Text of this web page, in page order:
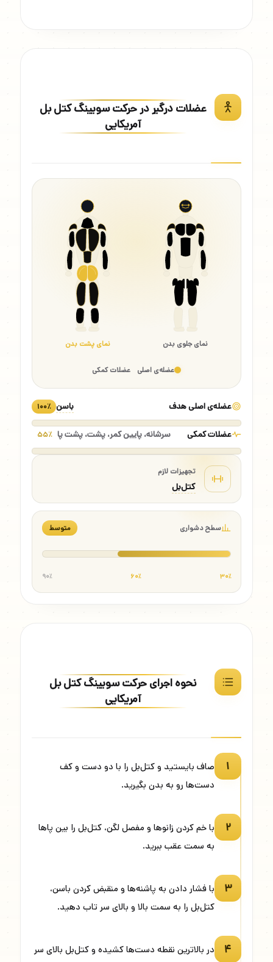
عضلات درگیر در حرکت سویینگ کتل بل
آمریکایی
نمای جلوی بدن نمای پشت بدن
عضله‌ی اصلی عضلات کمکی
عضله‌ی اصلی هدف باسن ۱۰۰٪
عضلات کمکی سرشانه، پایین کمر، پشت، پشت پا ۵۵٪
تجهیزات لازم
کتل‌بل
سطح دشواری متوسط
۳۰٪ ۶۰٪ ۹۰٪
نحوه اجرای حرکت سویینگ کتل بل
آمریکایی
۱
صاف بایستید و کتل‌بل را با دو دست و کف
دست‌ها رو به بدن بگیرید.
۲
با خم کردن زانوها و مفصل لگن، کتل‌بل را بین پاها
به سمت عقب ببرید.
۳
با فشار دادن به پاشنه‌ها و منقبض کردن باسن،
کتل‌بل را به سمت بالا و بالای سر تاب دهید.
۴
در بالاترین نقطه دست‌ها کشیده و کتل‌بل بالای سر